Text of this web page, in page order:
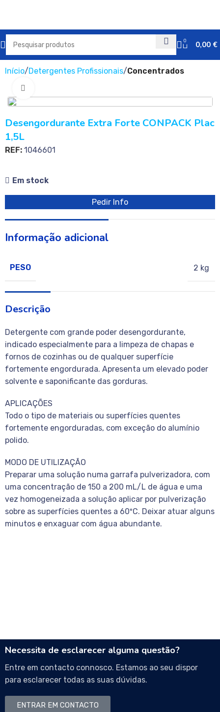
0 0,00 €
Início Detergentes Profissionais Concentrados
Desengordurante Extra Forte CONPACK Plac
1,5L
REF: 1046601
Em stock
Pedir Info
Informação adicional
PESO 2 kg
Descrição
Detergente com grande poder desengordurante,
indicado especialmente para a limpeza de chapas e
fornos de cozinhas ou de qualquer superfície
fortemente engordurada. Apresenta um elevado poder
solvente e saponificante das gorduras.
APLICAÇÕES
Todo o tipo de materiais ou superfícies quentes
fortemente engorduradas, com exceção do alumínio
polido.
MODO DE UTILIZAÇÃO
Preparar uma solução numa garrafa pulverizadora, com
uma concentração de 150 a 200 mL/L de água e uma
vez homogeneizada a solução aplicar por pulverização
sobre as superfícies quentes a 60ºC. Deixar atuar alguns
minutos e enxaguar com água abundante.
Necessita de esclarecer alguma questão?
Entre em contacto connosco. Estamos ao seu dispor
para esclarecer todas as suas dúvidas.
ENTRAR EM CONTACTO